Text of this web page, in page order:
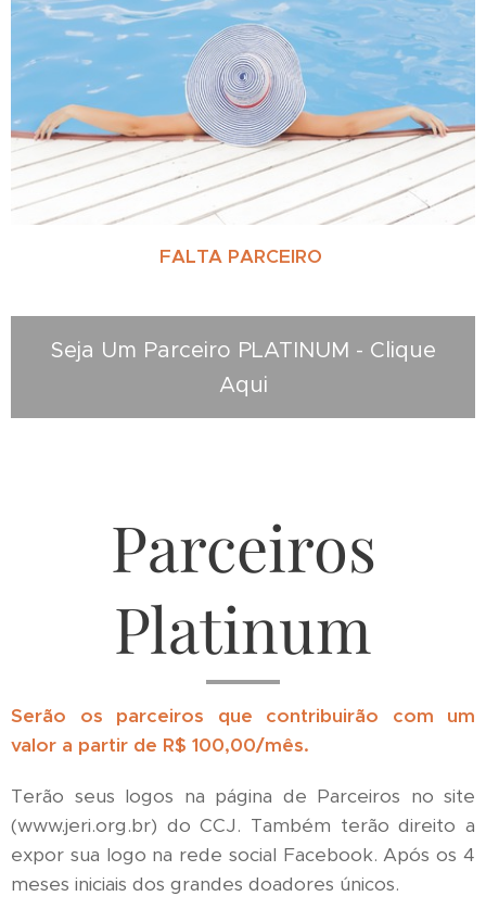
FALTA PARCEIRO
Seja Um Parceiro PLATINUM - Clique
Aqui
Parceiros
Platinum
Serão os parceiros que contribuirão com um
valor a partir de R$ 100,00/mês.
Terão seus logos na página de Parceiros no site
(www.jeri.org.br) do CCJ. Também terão direito a
expor sua logo na rede social Facebook. Após os 4
meses iniciais dos grandes doadores únicos.